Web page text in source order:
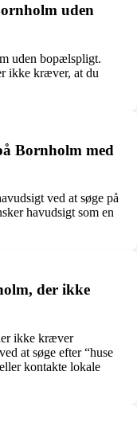
uden
uden bopælspligt.
ikke kræver, at du
Bornholm med
ved at søge på
havudsigt som en
der ikke
ikke kræver
at søge efter “huse
kontakte lokale